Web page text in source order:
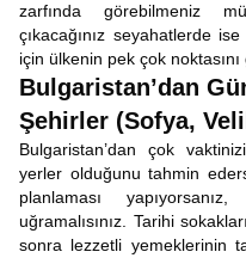
zarfında görebilmeniz
çıkacağınız seyahatlerde
için ülkenin pek çok noktasını
Bulgaristan’dan
Şehirler (Sofya,
Bulgaristan’dan çok
yerler olduğunu tahmin
planlaması
uğramalısınız. Tarihi
sonra lezzetli yemeklerinin